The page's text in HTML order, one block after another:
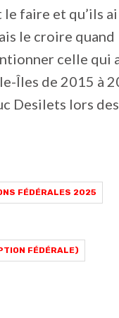
le faire et qu’ils
le croire
celle qui
Îles de 2015 à
Desilets lors
FÉDÉRALES 2025
FÉDÉRALE)